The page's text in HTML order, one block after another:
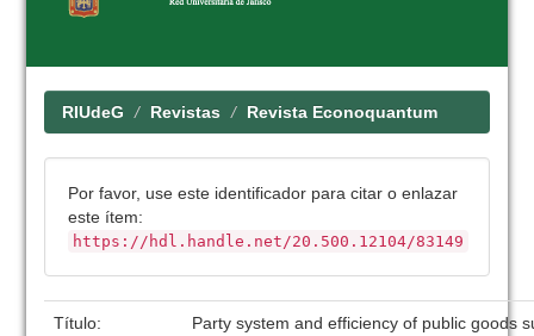
RIUdeG Revistas Revista Econoquantum
Por favor, use este identificador para citar o enlazar
este ítem:
https://hdl.handle.net/20.500.12104/83149
Título:
Party system and efficiency of public goods